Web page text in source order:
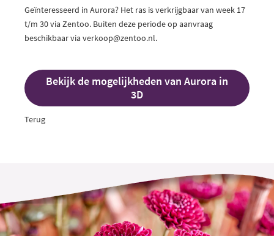
Geïnteresseerd in Aurora? Het ras is verkrijgbaar van week 17
t/m 30 via Zentoo. Buiten deze periode op aanvraag
beschikbaar via verkoop@zentoo.nl.
Bekijk de mogelijkheden van Aurora in
3D
Terug